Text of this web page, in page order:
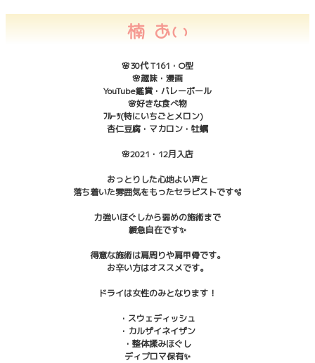
楠 あい
🌸30代 T161・O型
🌸趣味・漫画
YouTube鑑賞・バレーボール
🌸好きな食べ物
ﾌﾙｰﾂ(特にいちごとメロン)
杏仁豆腐・マカロン・牡蠣
🌸2021・12月入店
おっとりした心地よい声と
落ち着いた雰囲気をもったセラピストです🫧
力強いほぐしから弱めの施術まで
緩急自在です✨
得意な施術は肩周りや肩甲骨です。
お辛い方はオススメです。
ドライは女性のみとなります！
・スウェディッシュ
・カルザイネイザン
・整体揉みほぐし
ディプロマ保有✨